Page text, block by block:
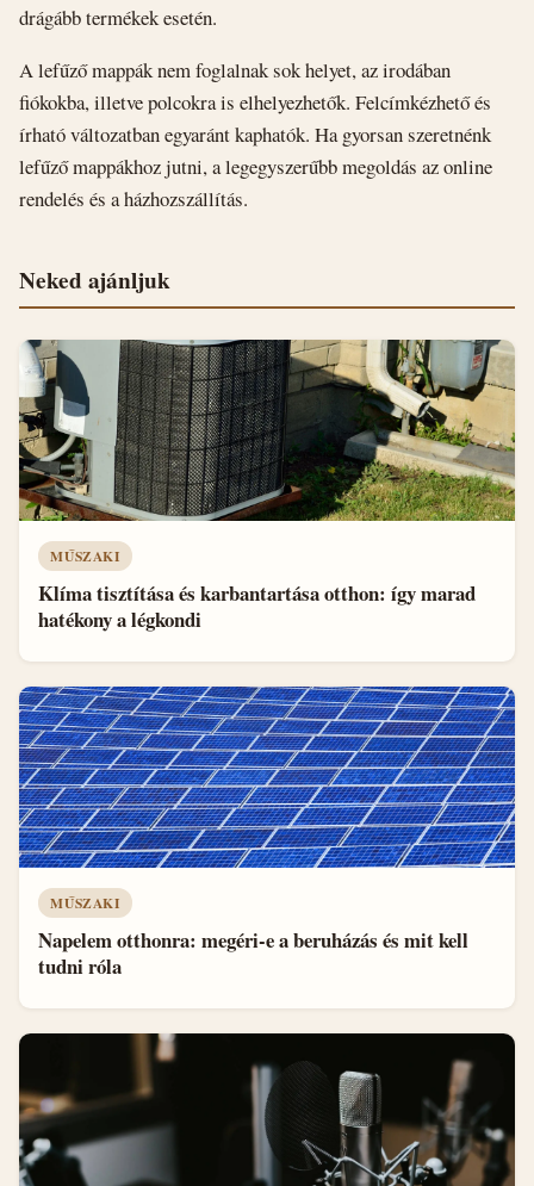
drágább termékek esetén.
A lefűző mappák nem foglalnak sok helyet, az irodában
fiókokba, illetve polcokra is elhelyezhetők. Felcímkézhető és
írható változatban egyaránt kaphatók. Ha gyorsan szeretnénk
lefűző mappákhoz jutni, a legegyszerűbb megoldás az online
rendelés és a házhozszállítás.
Neked ajánljuk
MŰSZAKI
Klíma tisztítása és karbantartása otthon: így marad
hatékony a légkondi
MŰSZAKI
Napelem otthonra: megéri-e a beruházás és mit kell
tudni róla